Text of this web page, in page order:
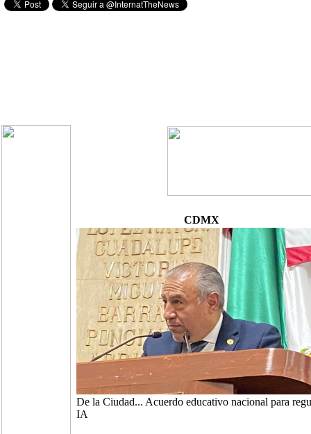
CDMX
De la Ciudad... Acuerdo educativo nacional para
IA